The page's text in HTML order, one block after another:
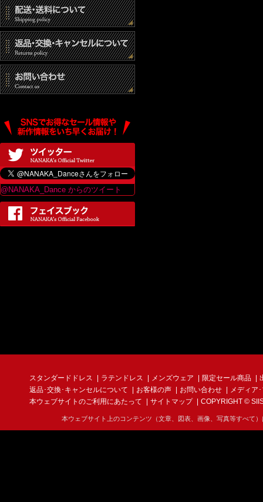
@NANAKA_Dance からのツイート
スタンダードドレス ラテンドレス メンズウェア 限定セール商品
返品･交換･キャンセルについて
お客様の声 お問い合わせ
メディア
本ウェブサイトのご利用にあたって
サイトマップ COPYRIGHT ©
本ウェブサイト上のコンテンツ（文章、図表、画像、写真等すべて